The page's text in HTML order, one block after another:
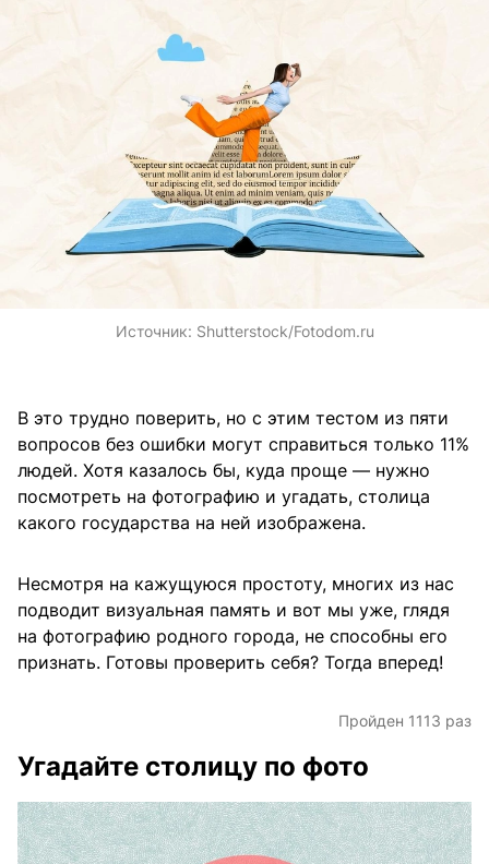
Источник: Shutterstock/Fotodom.ru
В это трудно поверить, но с этим тестом из пяти
вопросов без ошибки могут справиться только 11%
людей. Хотя казалось бы, куда проще — нужно
посмотреть на фотографию и угадать, столица
какого государства на ней изображена.
Несмотря на кажущуюся простоту, многих из нас
подводит визуальная память и вот мы уже, глядя
на фотографию родного города, не способны его
признать. Готовы проверить себя? Тогда вперед!
Пройден 1113 раз
Угадайте столицу по фото